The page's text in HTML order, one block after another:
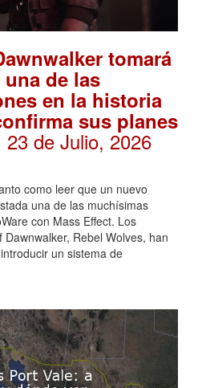
tomará
de las
en la historia
sus planes
23 de Julio, 2026
como leer que un nuevo
una de las muchísimas
con Mass Effect. Los
Rebel Wolves, han
un sistema de